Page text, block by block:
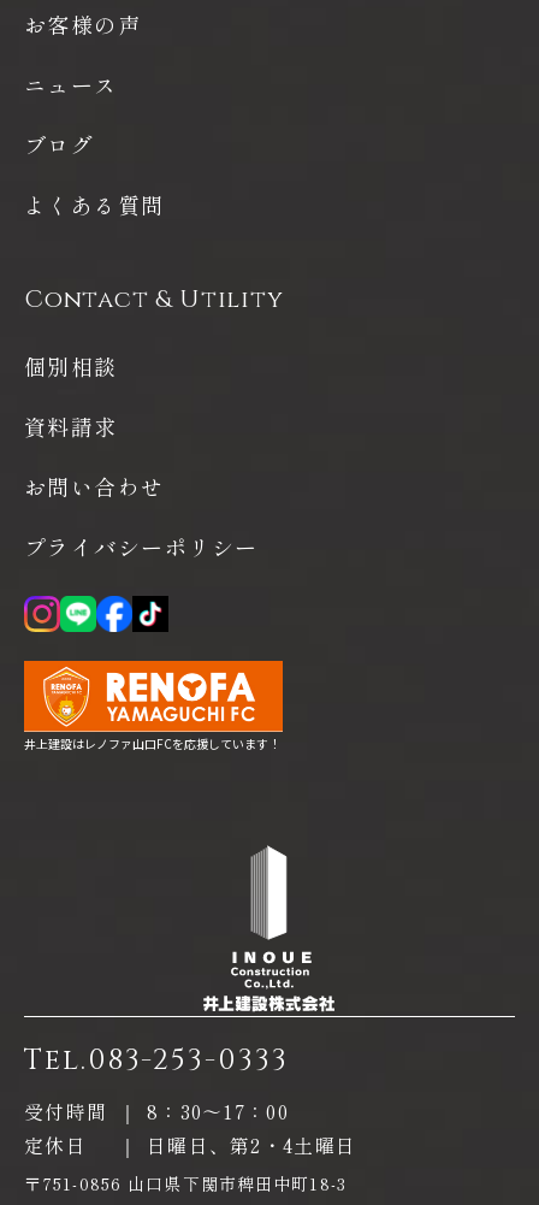
Tel.083-253-0333
受付時間 ｜
8：30〜17：00
定休日
｜ 日曜日、第2・4土曜日
〒751-0856 山口県下関市稗田中町18-3
お客様の声
ニュース
ブログ
よくある質問
Contact & Utility
個別相談
資料請求
お問い合わせ
プライバシーポリシー
井上建設はレノファ山口FCを応援しています！